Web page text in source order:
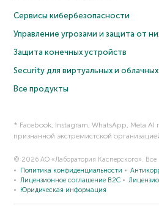
Сервисы кибербезопасности
Управление угрозами и защита от
Защита конечных устройств
Security для виртуальных и
Все продукты
* Facebook, Instagram, WhatsApp, Meta
признанной экстремистской
© 2026 АО «Лаборатория Касперского».
Политика конфиденциальности
Лицензионное соглашение B2C
Юридическая информация